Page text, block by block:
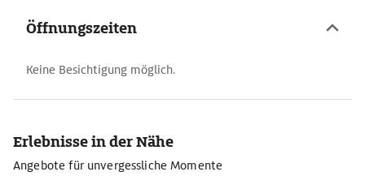
Öffnungszeiten
Keine Besichtigung möglich.
Erlebnisse in der Nähe
Angebote für unvergessliche Momente